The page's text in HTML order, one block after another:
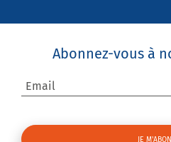
Abonnez-vous à
Email